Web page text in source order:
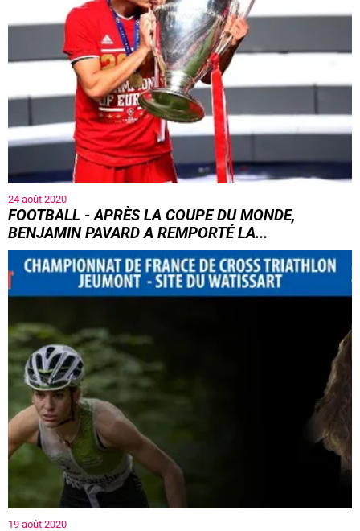
24 août 2020
FOOTBALL - APRÈS LA COUPE DU MONDE,
BENJAMIN PAVARD A REMPORTÉ LA...
Le footballeur jeumontois est devenu Champion d'Europe
avec son club allemand du Bayern de Munich. 26 ans après
un certain Jean-Pierre Papin, qui a grandi...
19 août 2020